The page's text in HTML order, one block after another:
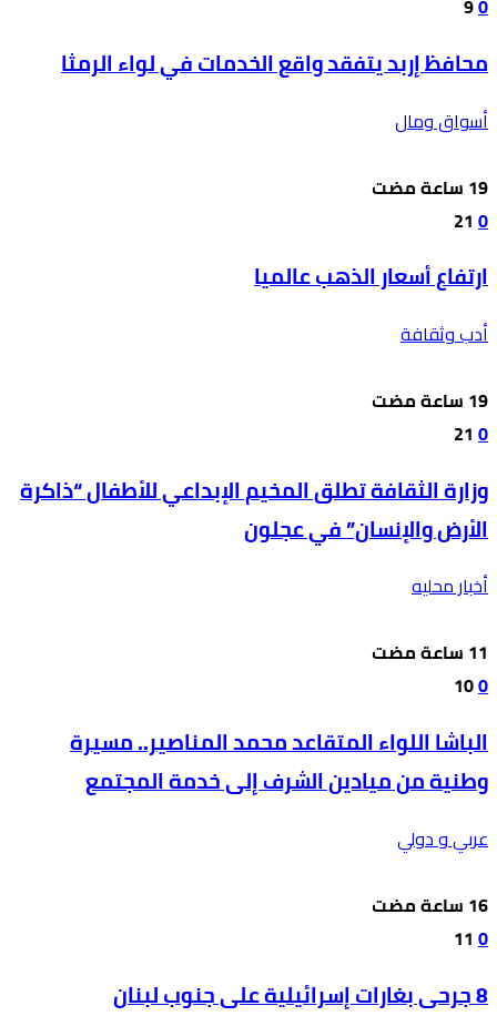
0
9
محافظ إربد يتفقد واقع الخدمات في لواء الرمثا
أسواق ومال
0
21
ارتفاع أسعار الذهب عالميا
أدب وثقافة
0
21
وزارة الثقافة تطلق المخيم الإبداعي للأطفال “ذاكرة
الأرض والإنسان” في عجلون
أخبار محليه
0
10
الباشا اللواء المتقاعد محمد المناصير.. مسيرة
وطنية من ميادين الشرف إلى خدمة المجتمع
عربي و دولي
0
11
8 جرحى بغارات إسرائيلية على جنوب لبنان